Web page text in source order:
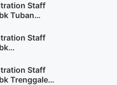
Staff
Tuban
Staff
2025 (Lamar
Staff
Trenggalek